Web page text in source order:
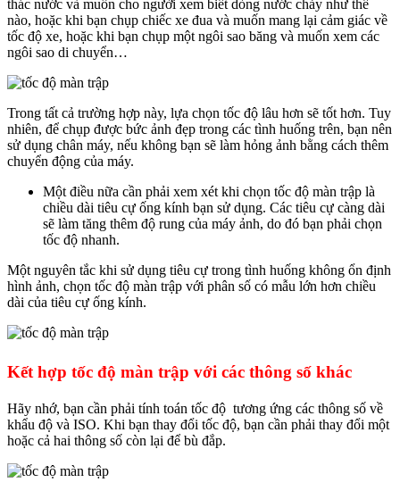
thác nước và muốn cho người xem biết dòng nước chảy như thế
nào, hoặc khi bạn chụp chiếc xe đua và muốn mang lại cảm giác về
tốc độ xe, hoặc khi bạn chụp một ngôi sao băng và muốn xem các
ngôi sao di chuyển…
Trong tất cả trường hợp này, lựa chọn tốc độ lâu hơn sẽ tốt hơn. Tuy
nhiên, để chụp được bức ảnh đẹp trong các tình huống trên, bạn nên
sử dụng chân máy, nếu không bạn sẽ làm hỏng ảnh bằng cách thêm
chuyển động của máy.
Một điều nữa cần phải xem xét khi chọn tốc độ màn trập là
chiều dài tiêu cự ống kính bạn sử dụng. Các tiêu cự càng dài
sẽ làm tăng thêm độ rung của máy ảnh, do đó bạn phải chọn
tốc độ nhanh.
Một nguyên tắc khi sử dụng tiêu cự trong tình huống không ổn định
hình ảnh, chọn tốc độ màn trập với phân số có mẫu lớn hơn chiều
dài của tiêu cự ống kính.
Kết hợp tốc độ màn trập với các thông số khác
Hãy nhớ, bạn cần phải tính toán tốc độ tương ứng các thông số về
khẩu độ và ISO. Khi bạn thay đổi tốc độ, bạn cần phải thay đổi một
hoặc cả hai thông số còn lại để bù đắp.